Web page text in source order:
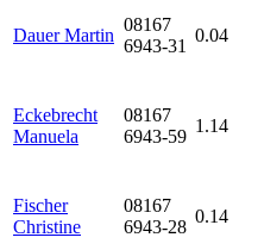
Dauer Martin
08167
6943-31
0.04
Eckebrecht
Manuela
08167
6943-59
1.14
Fischer
Christine
08167
6943-28
0.14